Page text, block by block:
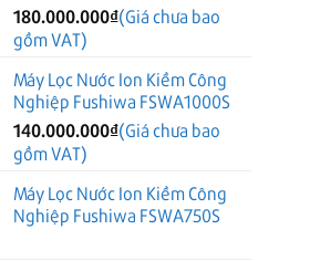
180.000.000₫(Giá chưa bao
gồm VAT)
Máy Lọc Nước Ion Kiềm Công
Nghiệp Fushiwa FSWA1000S
140.000.000₫(Giá chưa bao
gồm VAT)
Máy Lọc Nước Ion Kiềm Công
Nghiệp Fushiwa FSWA750S